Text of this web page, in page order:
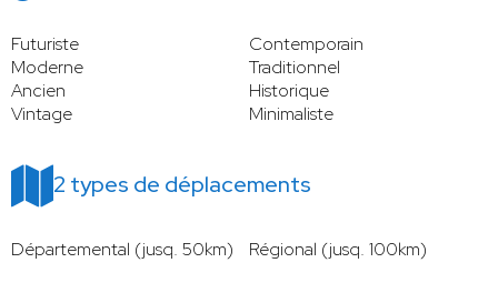
Futuriste
Contemporain
Moderne
Traditionnel
Ancien
Historique
Vintage
Minimaliste
2 types de déplacements
Départemental (jusq. 50km) Régional (jusq. 100km)